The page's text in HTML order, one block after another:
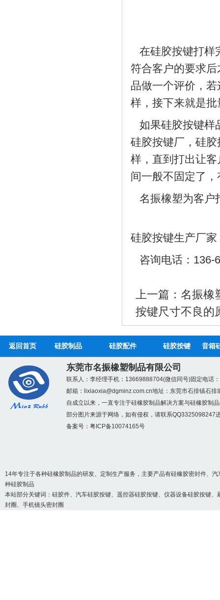
在硅胶按键打样
符合客户的要求
品做一个评价，
样，接下来就是
如果硅胶按键样
硅胶按键厂，硅
样，直到打出让
间一般不固定了
名振橡塑为客户
硅胶按键生产厂
咨询电话：136-
上一篇：名振橡
按键尺寸不良的
红色硅胶储物盒_方形
返回首页 硅胶制品 硅胶配件 硅胶按键 音箱
东莞市名振橡塑制品有限公司
联系人：李经理手机：13669888704(微信同号)固定电话
邮箱： lixiaoxia@dgminz.com.cn地址：东莞市石排镇石排
自成立以来，一直专注于硅橡胶制品解决方案与硅橡胶制
部分图片来源于网络，如有侵权，请联系QQ3325098247
备案号： 粤ICP备10074165号
14年专注于各种硅橡胶制品的研发、定制生产服务，主要产品有硅橡胶密封件、
种硅胶制品
本站部分关键词： 硅胶件、汽车硅胶按键、遥控器硅胶按键、仪器设备硅胶按键
封圈、手机镜头密封圈